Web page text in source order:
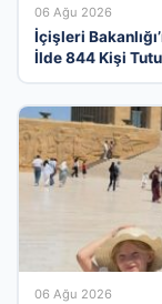
06 Ağu 2026
İçişleri
İlde 844 Kişi
06 Ağu 2026